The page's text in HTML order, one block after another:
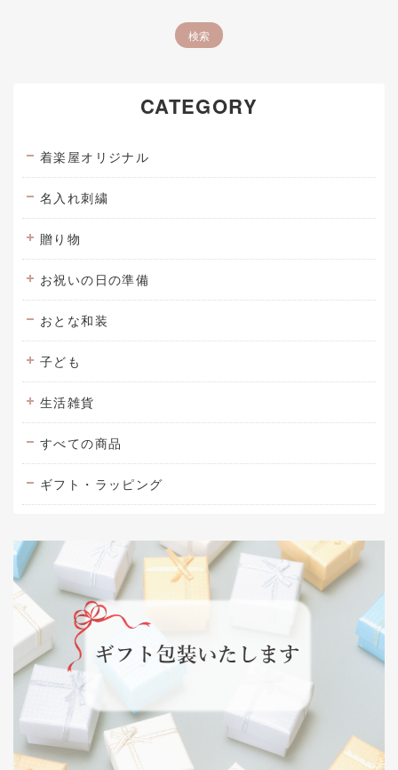
CATEGORY
着楽屋オリジナル
名入れ刺繍
贈り物
お祝いの日の準備
おとな和装
子ども
生活雑貨
すべての商品
ギフト・ラッピング